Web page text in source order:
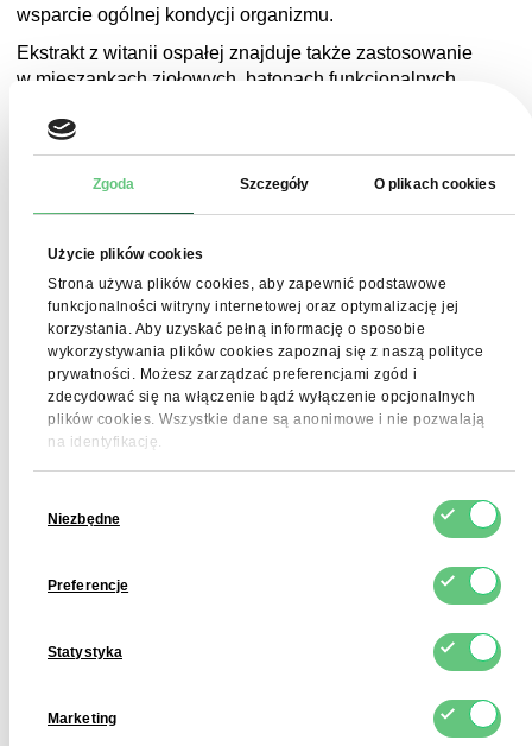
Zgoda Szczegóły O plikach cookies
Użycie plików cookies
Strona używa plików cookies, aby zapewnić podstawowe
funkcjonalności witryny internetowej oraz optymalizację jej
korzystania. Aby uzyskać pełną informację o sposobie
wykorzystywania plików cookies zapoznaj się z naszą polityce
prywatności. Możesz zarządzać preferencjami zgód i
zdecydować się na włączenie bądź wyłączenie opcjonalnych
plików cookies. Wszystkie dane są anonimowe i nie pozwalają
na identyfikację.
zgody
Niezbędne
Preferencje
Statystyka
Marketing
wsparcie ogólnej kondycji organizmu.
Ekstrakt z witanii ospałej znajduje także zastosowanie
w mieszankach ziołowych, batonach funkcjonalnych
składnika roślinnego o udokumentowanej wartości
odżywczej i adaptogennej.
Przechowywanie
Ekstrakt z ashwagandhy należy przechowywać
w szczelnie zamkniętym opakowaniu, w suchym miejscu,
z dala od źródeł ciepła i światła.
w workach 25 kg.